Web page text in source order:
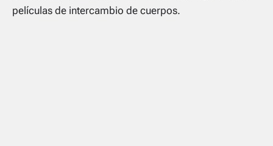
películas de intercambio de cuerpos.